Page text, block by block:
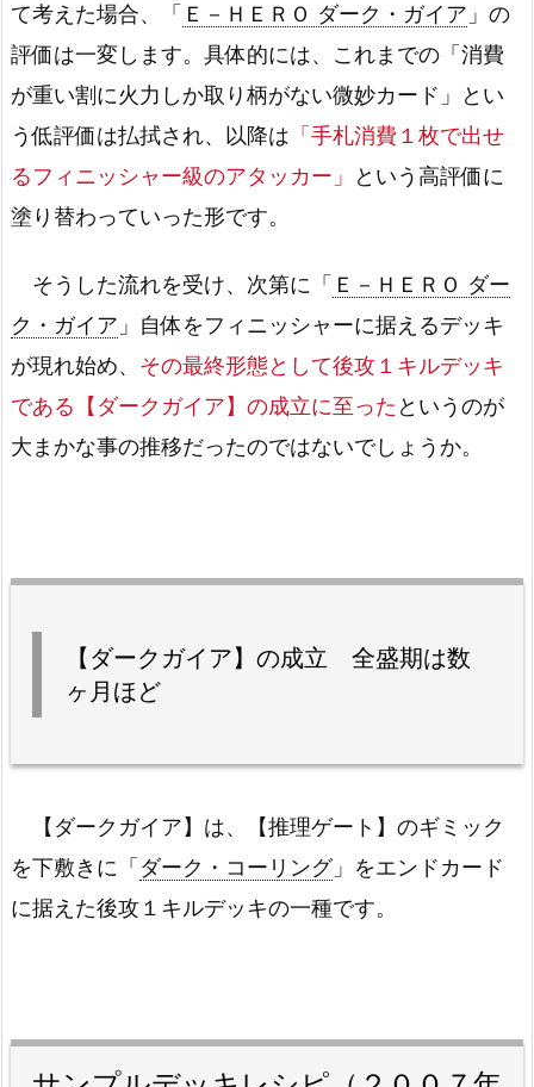
て考えた場合、「 Ｅ－ＨＥＲＯ ダーク・ガイア 」の
評価は一変します。具体的には、これまでの「消費
が重い割に火力しか取り柄がない微妙カード」とい
う低評価は払拭され、以降は 「手札消費１枚で出せ
るフィニッシャー級のアタッカー」
という高評価に
塗り替わっていった形です。
そうした流れを受け、次第に「 Ｅ－ＨＥＲＯ ダー
ク・ガイア 」自体をフィニッシャーに据えるデッキ
が現れ始め、 その最終形態として後攻１キルデッキ
である【ダークガイア】の成立に至った というのが
大まかな事の推移だったのではないでしょうか。
【ダークガイア】の成立 全盛期は数
ヶ月ほど
【ダークガイア】は、【推理ゲート】のギミック
を下敷きに「 ダーク・コーリング」をエンドカード
に据えた後攻１キルデッキの一種です。